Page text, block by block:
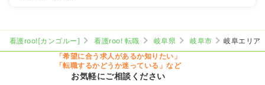
看護roo![カンゴルー] 看護roo! 転職 岐阜県 岐阜市
岐阜エリア
「希望に合う求人があるか知りたい」
「転職するかどうか迷っている」など
お気軽にご相談ください